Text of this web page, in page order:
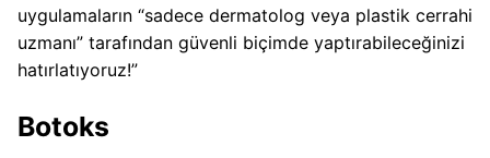
uygulamaların “sadece dermatolog veya plastik cerrahi
uzmanı” tarafından güvenli biçimde yaptırabileceğinizi
hatırlatıyoruz!”
Botoks